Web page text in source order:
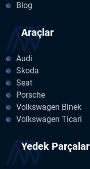
Blog
Araçlar
Audi
Skoda
Seat
Porsche
Volkswagen Binek
Volkswagen Ticari
Yedek Parçalar